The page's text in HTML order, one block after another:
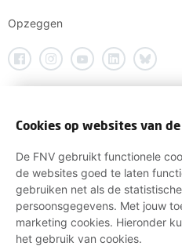
Opzeggen
Cookies op websites van de
De FNV gebruikt functionele
de websites goed te laten
gebruiken net als de
persoonsgegevens. Met jouw
marketing cookies. Hieronder
het gebruik van cookies.